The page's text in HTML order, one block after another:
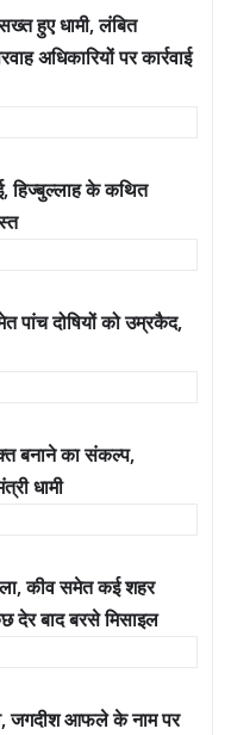
हुए धामी, लंबित
अधिकारियों पर कार्रवाई
हिज्बुल्लाह के कथित
पांच दोषियों को उम्रकैद,
बनाने का संकल्प,
धामी
कीव समेत कई शहर
देर बाद बरसे मिसाइल
जगदीश आफले के नाम पर